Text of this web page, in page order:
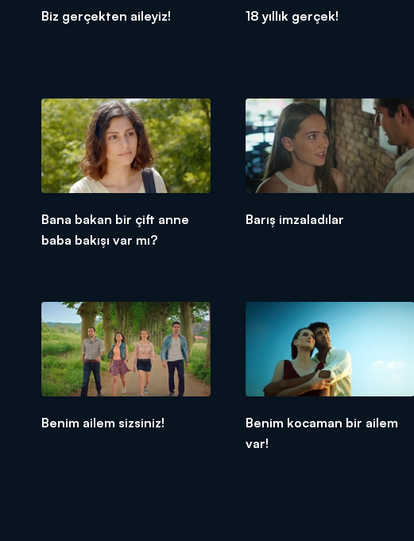
Biz gerçekten aileyiz! 18 yıllık gerçek!
Bana bakan bir çift anne
baba bakışı var mı?
Barış imzaladılar
Benim ailem sizsiniz!
Benim kocaman bir ailem
var!